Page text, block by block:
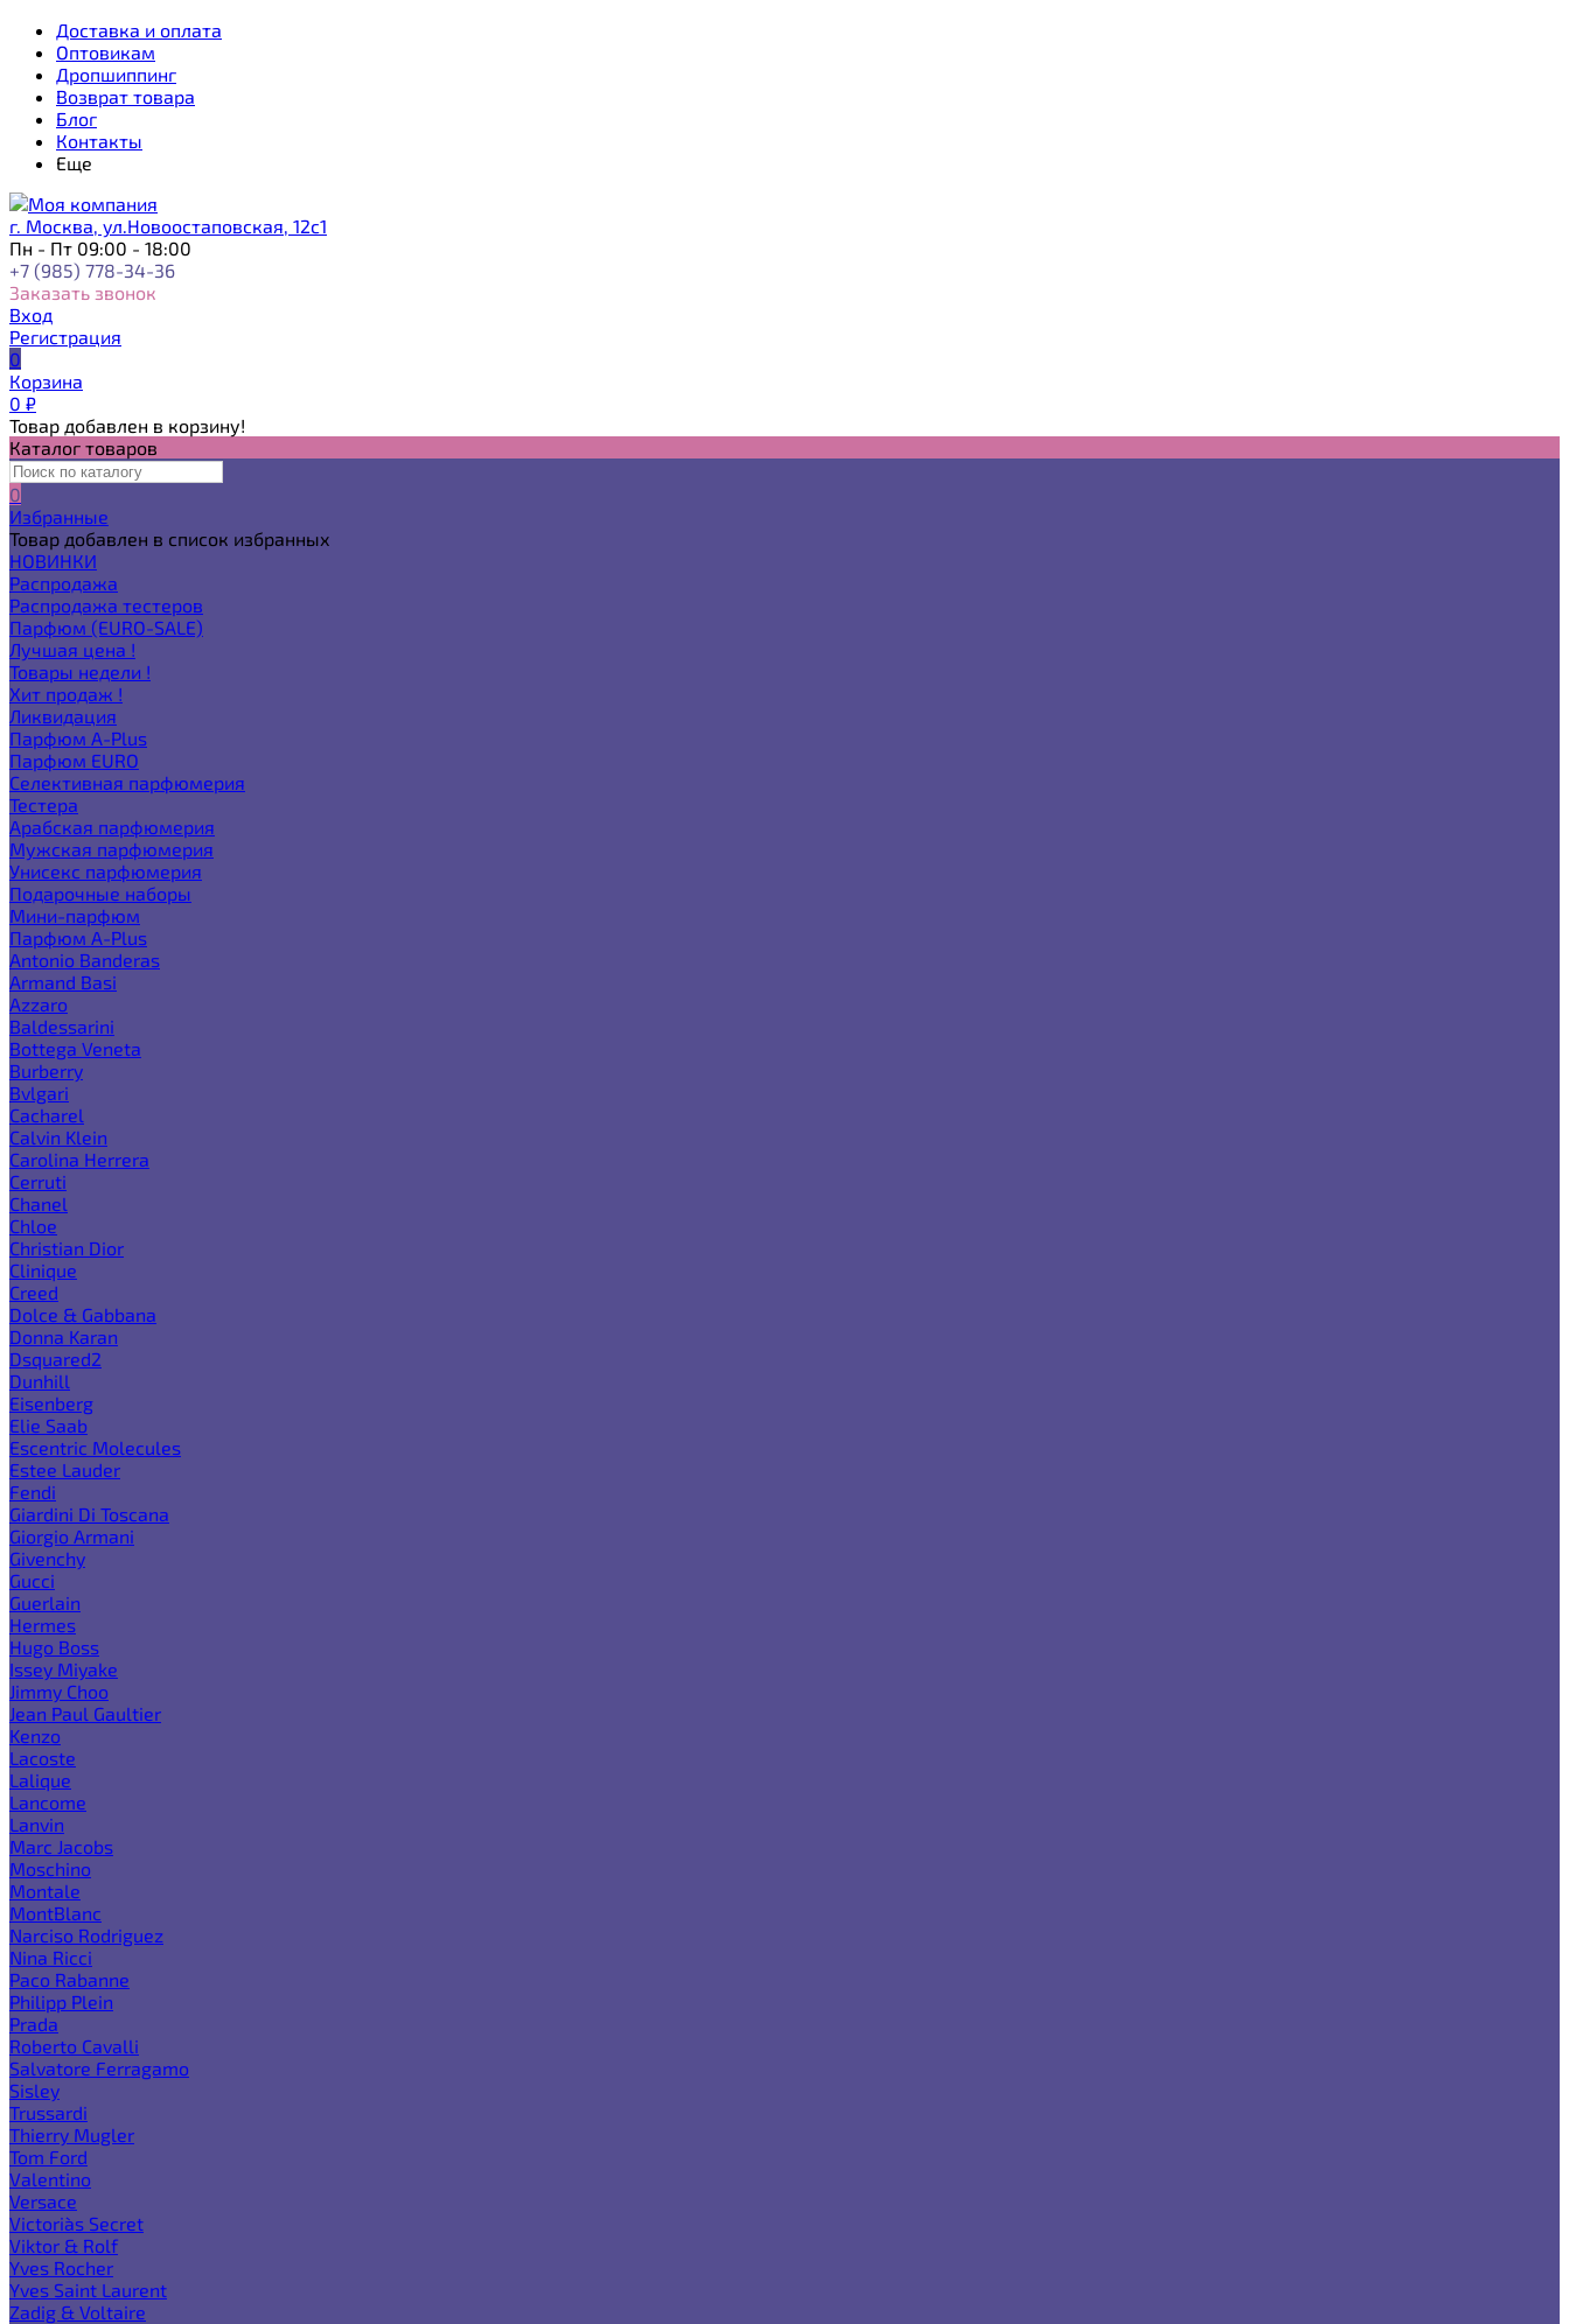
Доставка и оплата
Оптовикам
Дропшиппинг
Возврат товара
Блог
Контакты
Еще
г. Москва, ул.Новоостаповская, 12с1
Пн - Пт 09:00 - 18:00
+7 (985) 778-34-36
Заказать звонок
Вход
Регистрация
0
Корзина
0 ₽
Товар добавлен в корзину!
Каталог товаров
0
Избранные
Товар добавлен в список избранных
НОВИНКИ
Распродажа
Распродажа тестеров
Парфюм (EURO-SALE)
Лучшая цена !
Товары недели !
Хит продаж !
Ликвидация
Парфюм A-Plus
Парфюм EURO
Селективная парфюмерия
Тестера
Арабская парфюмерия
Мужская парфюмерия
Унисекс парфюмерия
Подарочные наборы
Мини-парфюм
Парфюм A-Plus
Antonio Banderas
Armand Basi
Azzaro
Baldessarini
Bottega Veneta
Burberry
Bvlgari
Cacharel
Calvin Klein
Carolina Herrera
Cerruti
Chanel
Chloe
Christian Dior
Clinique
Creed
Dolce & Gabbana
Donna Karan
Dsquared2
Dunhill
Eisenberg
Elie Saab
Escentric Molecules
Estee Lauder
Fendi
Giardini Di Toscana
Giorgio Armani
Givenchy
Gucci
Guerlain
Hermes
Hugo Boss
Issey Miyake
Jimmy Choo
Jean Paul Gaultier
Kenzo
Lacoste
Lalique
Lancome
Lanvin
Marc Jacobs
Moschino
Montale
MontBlanc
Narciso Rodriguez
Nina Ricci
Paco Rabanne
Philipp Plein
Prada
Roberto Cavalli
Salvatore Ferragamo
Sisley
Trussardi
Thierry Mugler
Tom Ford
Valentino
Versace
Victoria`s Secret
Viktor & Rolf
Yves Rocher
Yves Saint Laurent
Zadig & Voltaire